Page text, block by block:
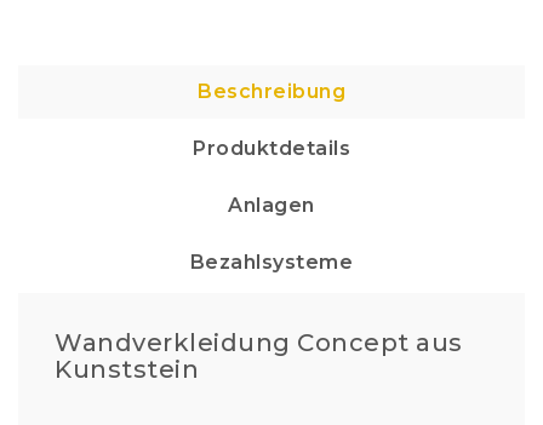
Beschreibung
Produktdetails
Anlagen
Bezahlsysteme
Wandverkleidung Concept aus
Kunststein